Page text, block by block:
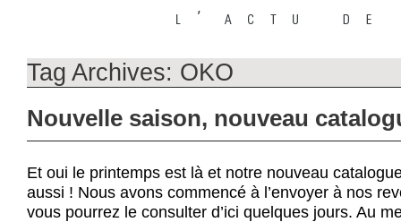
Tag Archives: OKO
Nouvelle saison, nouveau
Et oui le printemps est là et notre nouveau
aussi ! Nous avons commencé à l’envoyer à nos
vous pourrez le consulter d’ici quelques jours. Au